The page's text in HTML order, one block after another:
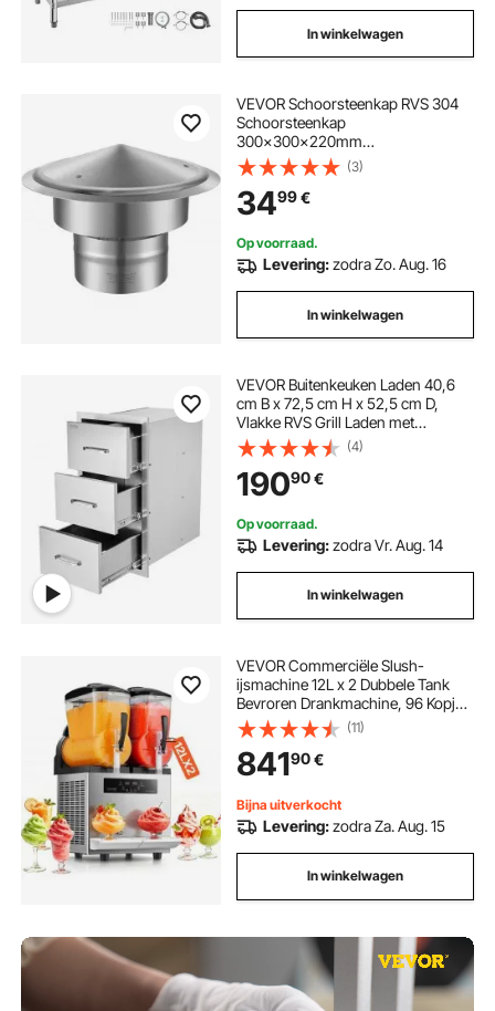
In winkelwagen
VEVOR Schoorsteenkap RVS 304
Schoorsteenkap
300x300x220mm
Schoorsteenkap Regenkap
Schoorsteenkap Φ150 mm
Plaatdiameter Schoorsteenkap
Compatibel met verschillende
soorten schoorstenen
(3)
3499€
Op voorraad.
Levering:zodra Zo. Aug. 16
In winkelwagen
VEVOR Buitenkeuken Laden 40,6
cm B x 72,5 cm H x 52,5 cm D,
Vlakke RVS Grill Laden met
Drievoudige Toegang en Handvat,
Grill Eiland Laden voor
Buitenkeukens of Patio Grill Stations
(4)
19090€
Op voorraad.
Levering:zodra Vr. Aug. 14
In winkelwagen
VEVOR Commerciële Slush-
ijsmachine 12L x 2 Dubbele Tank
Bevroren Drankmachine, 96 Kopjes
RVS Slush-ijsmachine met
Toetsenbord Soft Serve-ijsmachine
voor Feesten, Restaurants, Cafés
en Bars
(11)
84190€
Bijna uitverkocht
Levering:zodra Za. Aug. 15
In winkelwagen